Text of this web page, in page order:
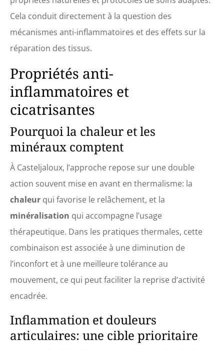
Cela conduit directement à la question des
mécanismes anti-inflammatoires et des effets sur la
réparation des tissus.
Propriétés anti-
inflammatoires et
cicatrisantes
Pourquoi la chaleur et les
minéraux comptent
À Casteljaloux, l’approche repose sur une double
action souvent mise en avant en thermalisme: la
chaleur qui favorise le relâchement, et la
minéralisation qui accompagne l’usage
thérapeutique. Dans les pratiques thermales, cette
combinaison est associée à une diminution de
l’inconfort et à une meilleure tolérance au
mouvement, ce qui peut faciliter la reprise d’activité
encadrée.
Inflammation et douleurs
articulaires: une cible prioritaire